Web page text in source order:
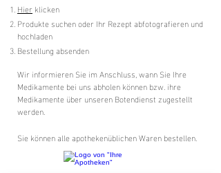
Hier klicken
Produkte suchen oder Ihr Rezept abfotografieren und
hochladen
Bestellung absenden
Wir informieren Sie im Anschluss, wann Sie Ihre
Medikamente bei uns abholen können bzw. ihre
Medikamente über unseren Botendienst zugestellt
werden.
Sie können alle apothekenüblichen Waren bestellen.​